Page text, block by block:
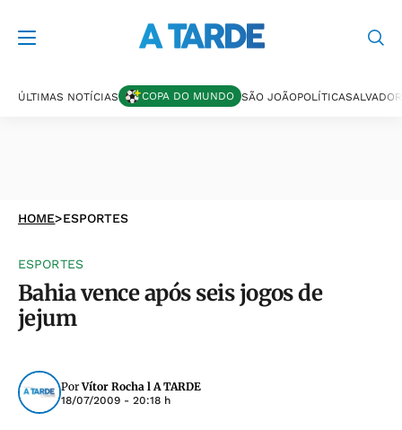
ÚLTIMAS NOTÍCIAS COPA DO MUNDO SÃO JOÃOPOLÍTICASALVADOR
HOME>ESPORTES
ESPORTES
Bahia vence após seis jogos de
jejum
PorVítor Rocha l A TARDE
18/07/2009 - 20:18 h